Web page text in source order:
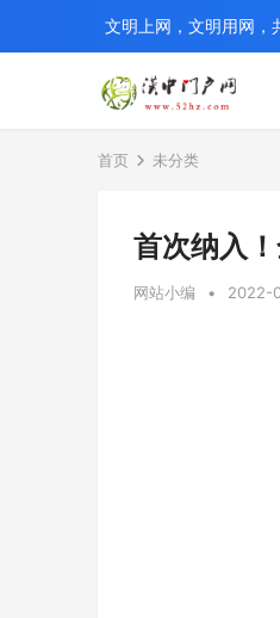
文明上网，文明用网，
首页 未分类
首次纳入
网站小编 • 2022-